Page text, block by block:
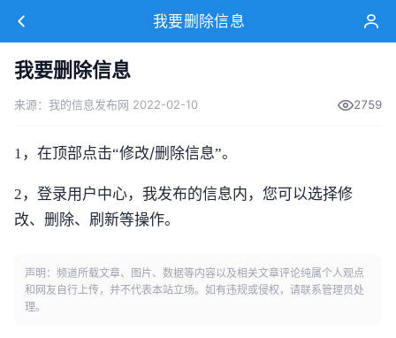
我要删除信息
我要删除信息
来源：我的信息发布网 2022-02-10 2759
1，在顶部点击“修改/删除信息”。
2，登录用户中心，我发布的信息内，您可以选择修
改、删除、刷新等操作。
声明：频道所载文章、图片、数据等内容以及相关文章评论纯属个人观点
和网友自行上传，并不代表本站立场。如有违规或侵权，请联系管理员处
理。